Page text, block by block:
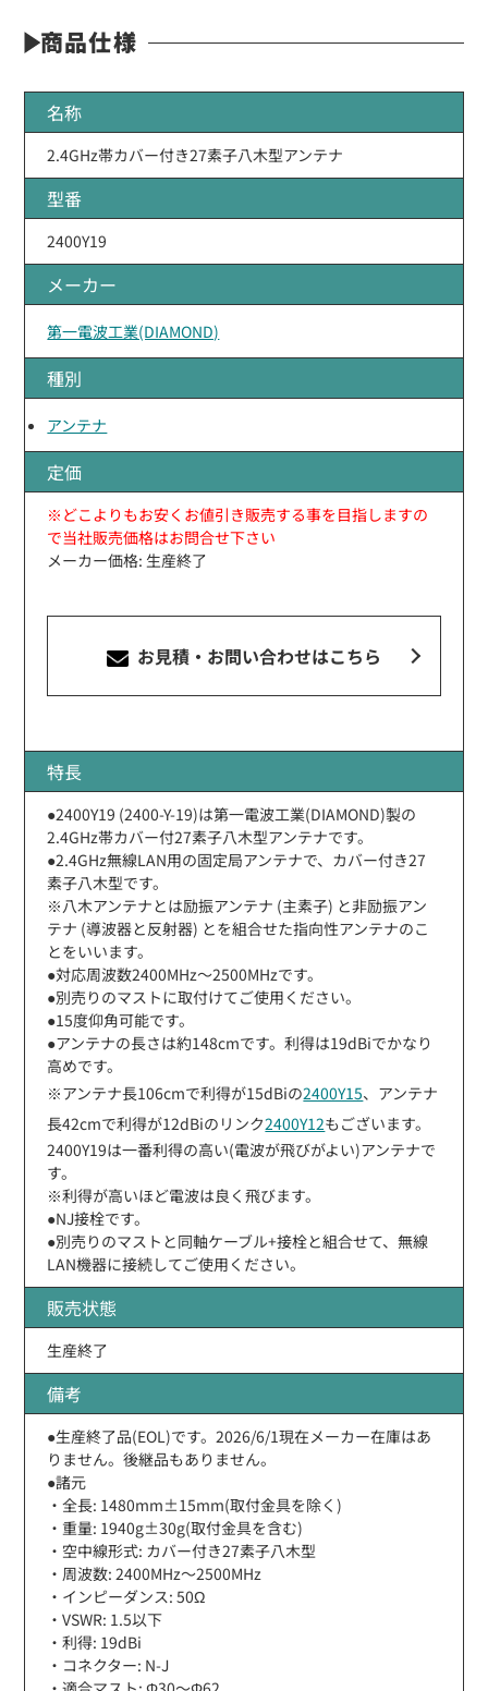
商品仕様
名称
2.4GHz帯カバー付き27素子八木型アンテナ
型番
2400Y19
メーカー
第一電波工業(DIAMOND)
種別
アンテナ
定価
※どこよりもお安くお値引き販売する事を目指しますの
で当社販売価格はお問合せ下さい
メーカー価格: 生産終了
お見積・お問い合わせはこちら
特長
●2400Y19 (2400-Y-19)は第一電波工業(DIAMOND)製の
2.4GHz帯カバー付27素子八木型アンテナです。
●2.4GHz無線LAN用の固定局アンテナで、カバー付き27
素子八木型です。
※八木アンテナとは励振アンテナ (主素子) と非励振アン
テナ (導波器と反射器) とを組合せた指向性アンテナのこ
とをいいます。
●対応周波数2400MHz〜2500MHzです。
●別売りのマストに取付けてご使用ください。
●15度仰角可能です。
●アンテナの長さは約148cmです。利得は19dBiでかなり
高めです。
※アンテナ長106cmで利得が15dBiの2400Y15、アンテナ
長42cmで利得が12dBiのリンク2400Y12もございます。
2400Y19は一番利得の高い(電波が飛びがよい)アンテナで
す。
※利得が高いほど電波は良く飛びます。
●NJ接栓です。
●別売りのマストと同軸ケーブル+接栓と組合せて、無線
LAN機器に接続してご使用ください。
販売状態
生産終了
備考
●生産終了品(EOL)です。2026/6/1現在メーカー在庫はあ
りません。後継品もありません。
●諸元
・全長: 1480mm±15mm(取付金具を除く)
・重量: 1940g±30g(取付金具を含む)
・空中線形式: カバー付き27素子八木型
・周波数: 2400MHz〜2500MHz
・インピーダンス: 50Ω
・VSWR: 1.5以下
・利得: 19dBi
・コネクター: N-J